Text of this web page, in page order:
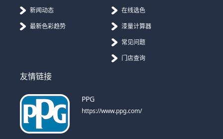
新闻动态
最新色彩趋势
在线选色
漆量计算器
常见问题
门店查询
友情链接
PPG
https://www.ppg.com/